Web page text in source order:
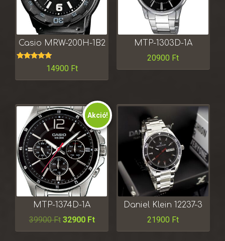
Casio MRW-200H-1B2
Értékelés:
/ 5
14900 Ft
MTP-1303D-1A
20900 Ft
Akció!
MTP-1374D-1A
39900Ft 32900 Ft
Daniel Klein 12237-3
21900 Ft